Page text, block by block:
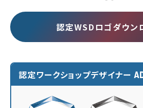
認定WSDロゴダウン
認定ワークショップデザイナー